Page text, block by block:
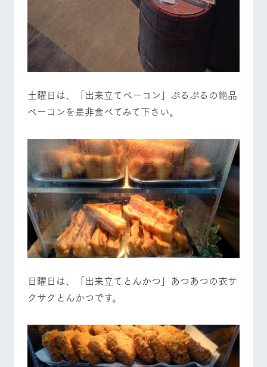
土曜日は、「出来立てベーコン」ぷるぷるの絶品
ベーコンを是非食べてみて下さい。
日曜日は、「出来立てとんかつ」あつあつの衣サ
クサクとんかつです。